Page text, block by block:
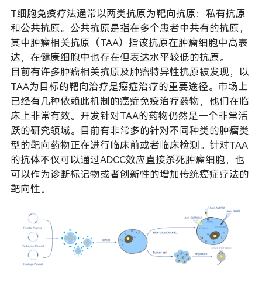
T细胞免疫疗法通常以两类抗原为靶向抗原：私有抗原
和公共抗原。公共抗原是指在多个患者中共有的抗原，
其中肿瘤相关抗原（TAA）指该抗原在肿瘤细胞中高表
达，在健康细胞中也存在但表达水平较低的抗原。
目前有许多肿瘤相关抗原及肿瘤特异性抗原被发现，以
TAA为目标的靶向治疗是癌症治疗的重要途径。市场上
已经有几种依赖此机制的癌症免疫治疗药物，他们在临
床上非常有效。开发针对TAA的药物仍然是一个非常活
跃的研究领域。目前有非常多的针对不同种类的肿瘤类
型的靶向药物正在进行临床前或者临床检测。针对TAA
的抗体不仅可以通过ADCC效应直接杀死肿瘤细胞，也
可以作为诊断标记物或者创新性的增加传统癌症疗法的
靶向性。